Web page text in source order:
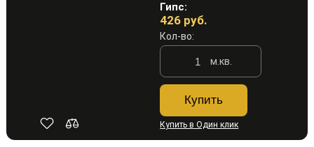
Гипс:
426 руб.
Кол-во:
м.кв.
Купить
Купить в Один клик